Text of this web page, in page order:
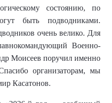
состоянию, по
быть подводниками.
очень велико. Для
Военно-
Моисеев поручил именно
организаторам, мы
Касатонов.